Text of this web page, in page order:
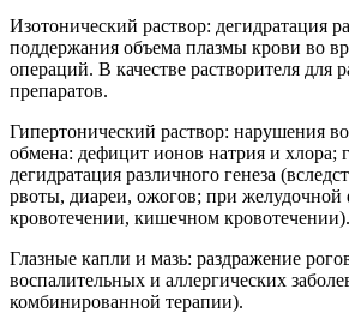
Изотонический раствор: дегидратация
поддержания объема плазмы крови во
операций. В качестве растворителя для
препаратов.
Гипертонический раствор: нарушения
обмена: дефицит ионов натрия и хлора;
дегидратация различного генеза
рвоты, диареи, ожогов; при желудочной
кровотечении, кишечном кровотечении).
Глазные капли и мазь: раздражение
воспалительных и аллергических
комбинированной терапии).